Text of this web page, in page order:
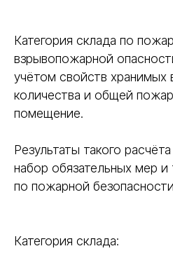
Категория склада по
взрывопожарной
учётом свойств хранимых
количества и общей
помещение.
Результаты такого
набор обязательных мер и
по пожарной
Категория склада: